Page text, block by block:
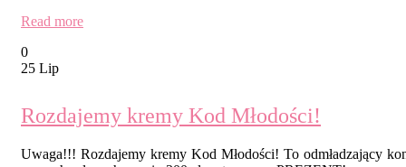
Read more
0
25 Lip
Rozdajemy kremy Kod Młodości!
Uwaga!!! Rozdajemy kremy Kod Młodości! To odmładzający